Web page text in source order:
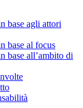
base agli attori
base al focus
base all’ambito di